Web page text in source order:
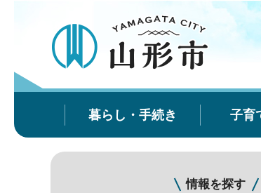
暮らし・手続き 子育
情報を探す